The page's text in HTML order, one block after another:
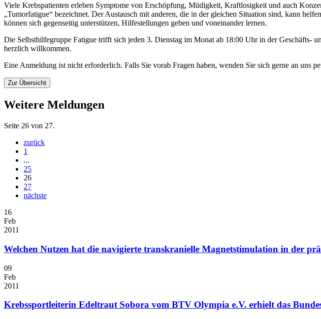
Viele Krebspatienten erleben Symptome von Erschöpfung, Müdigkeit, Kraftlosigkeit und auch
„Tumorfatigue“ bezeichnet. Der Austausch mit anderen, die in der gleichen Situation sind, kann
können sich gegenseitig unterstützen, Hilfestellungen geben und voneinander lernen.
Die Selbsthilfegruppe Fatigue trifft sich jeden 3. Dienstag im Monat ab 18:00 Uhr in der Geschäfts-
herzlich willkommen.
Eine Anmeldung ist nicht erforderlich. Falls Sie vorab Fragen haben, wenden Sie sich gerne an uns
Zur Übersicht
Weitere Meldungen
Seite 26 von 27.
zurück
1
...
25
26
27
nächste
16
Feb
2011
Welchen Nutzen hat die navigierte transkranielle Magnetstimulation in der
09
Feb
2011
Krebssportleiterin Edeltraut Sobora vom BTV Olympia e.V. erhielt das